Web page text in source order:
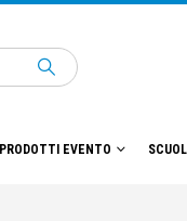
PRODOTTI EVENTO